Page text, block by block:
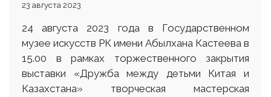
23 августа 2023
24 августа 2023 года в Государственном
музее искусств РК имени Абылхана Кастеева в
15.00 в рамках торжественного закрытия
выставки «Дружба между детьми Китая и
Казахстана» творческая мастерская